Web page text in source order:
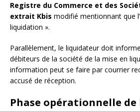
Registre du Commerce et des
extrait Kbis modifié mentionnant que
liquidation ».
Parallèlement, le liquidateur doit
débiteurs de la société de la mise en
information peut se faire par courrier
accusé de réception.
Phase opérationnelle